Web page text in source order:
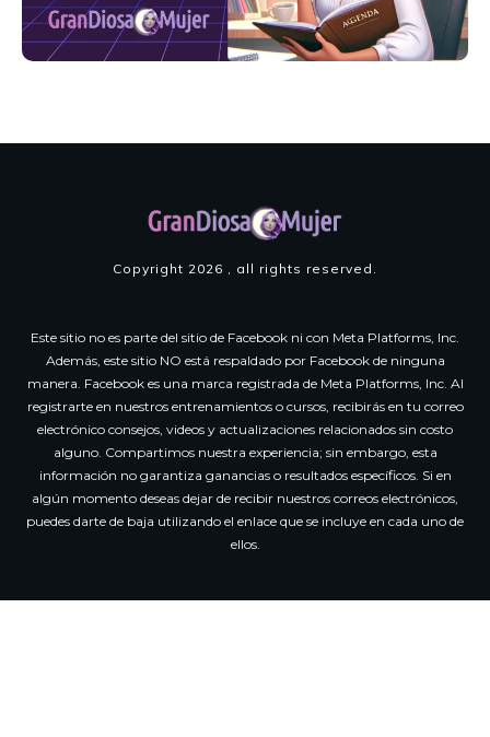
Copyright 2026 , all rights reserved.
Este sitio no es parte del sitio de Facebook ni con Meta Platforms, Inc.
Además, este sitio NO está respaldado por Facebook de ninguna
manera. Facebook es una marca registrada de Meta Platforms, Inc. Al
registrarte en nuestros entrenamientos o cursos, recibirás en tu correo
electrónico consejos, videos y actualizaciones relacionados sin costo
alguno. Compartimos nuestra experiencia; sin embargo, esta
información no garantiza ganancias o resultados específicos. Si en
algún momento deseas dejar de recibir nuestros correos electrónicos,
puedes darte de baja utilizando el enlace que se incluye en cada uno de
ellos.